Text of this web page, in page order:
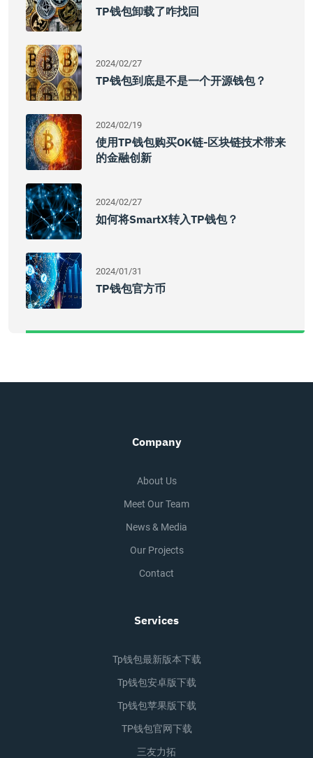
TP钱包卸载了咋找回
2024/02/27
TP钱包到底是不是一个开源钱包？
2024/02/19
使用TP钱包购买OK链-区块链技术带来
的金融创新
2024/02/27
如何将SmartX转入TP钱包？
2024/01/31
TP钱包官方币
Company
About Us
Meet Our Team
News & Media
Our Projects
Contact
Services
Tp钱包最新版本下载
Tp钱包安卓版下载
Tp钱包苹果版下载
TP钱包官网下载
三友力拓